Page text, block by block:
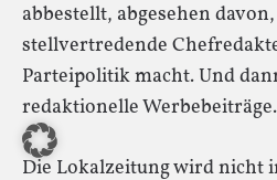
abbestellt, abgesehen
stellvertredende
Parteipolitik macht. Und
redaktionelle
Die Lokalzeitung wird nicht